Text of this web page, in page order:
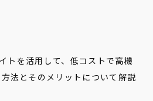
トを活用して、低コストで高機
法とそのメリットについて解説